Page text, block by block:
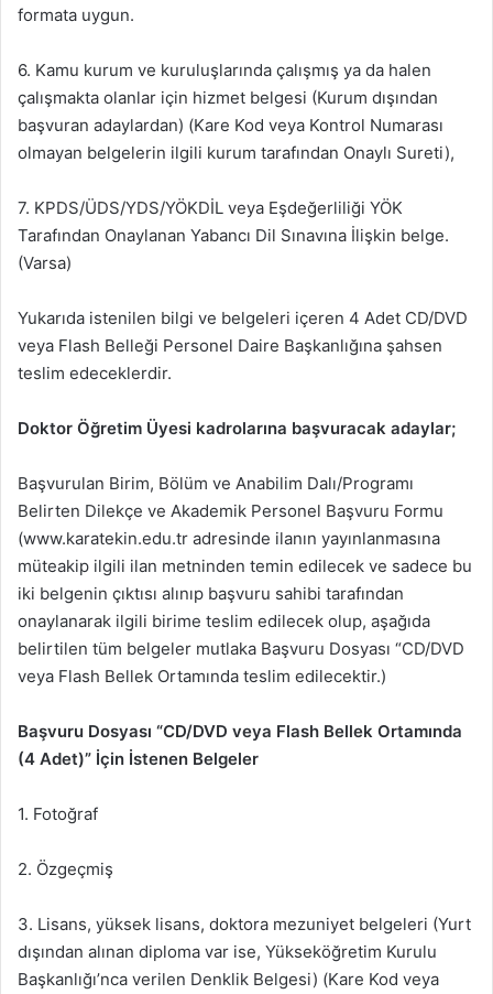
formata uygun.
6. Kamu kurum ve kuruluşlarında çalışmış ya da halen
çalışmakta olanlar için hizmet belgesi (Kurum dışından
başvuran adaylardan) (Kare Kod veya Kontrol Numarası
olmayan belgelerin ilgili kurum tarafından Onaylı Sureti),
7. KPDS/ÜDS/YDS/YÖKDİL veya Eşdeğerliliği YÖK
Tarafından Onaylanan Yabancı Dil Sınavına İlişkin belge.
(Varsa)
Yukarıda istenilen bilgi ve belgeleri içeren 4 Adet CD/DVD
veya Flash Belleği Personel Daire Başkanlığına şahsen
teslim edeceklerdir.
Doktor Öğretim Üyesi kadrolarına başvuracak adaylar;
Başvurulan Birim, Bölüm ve Anabilim Dalı/Programı
Belirten Dilekçe ve Akademik Personel Başvuru Formu
(www.karatekin.edu.tr adresinde ilanın yayınlanmasına
müteakip ilgili ilan metninden temin edilecek ve sadece bu
iki belgenin çıktısı alınıp başvuru sahibi tarafından
onaylanarak ilgili birime teslim edilecek olup, aşağıda
belirtilen tüm belgeler mutlaka Başvuru Dosyası “CD/DVD
veya Flash Bellek Ortamında teslim edilecektir.)
Başvuru Dosyası “CD/DVD veya Flash Bellek Ortamında
(4 Adet)” İçin İstenen Belgeler
1. Fotoğraf
2. Özgeçmiş
3. Lisans, yüksek lisans, doktora mezuniyet belgeleri (Yurt
dışından alınan diploma var ise, Yükseköğretim Kurulu
Başkanlığı’nca verilen Denklik Belgesi) (Kare Kod veya